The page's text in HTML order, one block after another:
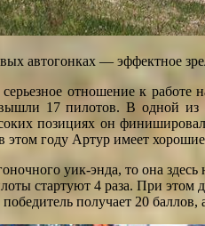
автогонках — эффектное
отношение к работе
17 пилотов. В одной из
позициях он
этом году Артур имеет
уик-энда, то она
стартуют 4 раза. При этом
получает 20